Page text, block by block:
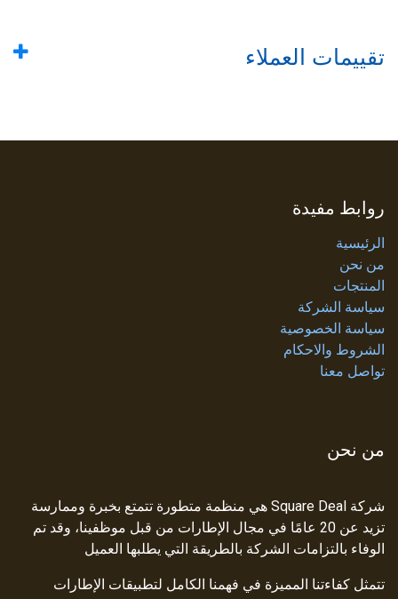
تقييمات العملاء
روابط مفيدة
الرئيسية
من نحن
المنتجات
سياسة الشركة
سياسة الخصوصية
الشروط والاحكام
تواصل معنا
من نحن
شركة Square Deal هي منظمة متطورة تتمتع بخبرة وممارسة
تزيد عن 20 عامًا في مجال الإطارات من قبل موظفينا، وقد تم
الوفاء بالتزامات الشركة بالطريقة التي يطلبها العميل
تتمثل كفاءتنا المميزة في فهمنا الكامل لتطبيقات الإطارات